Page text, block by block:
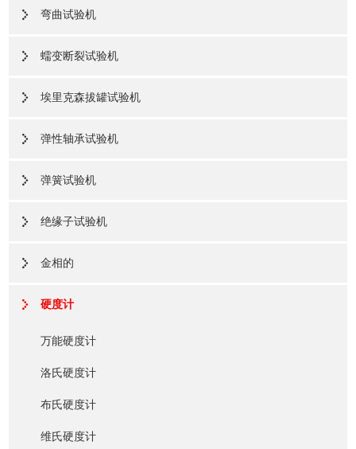
弯曲试验机
蠕变断裂试验机
埃里克森拔罐试验机
弹性轴承试验机
弹簧试验机
绝缘子试验机
金相的
硬度计
万能硬度计
洛氏硬度计
布氏硬度计
维氏硬度计